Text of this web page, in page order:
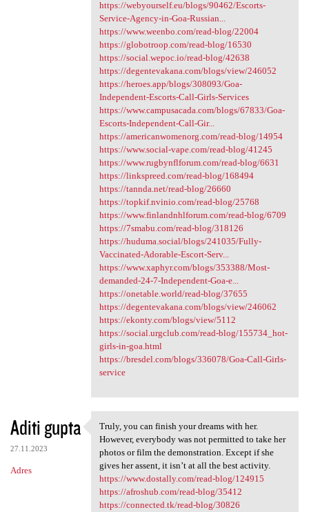
https://webyourself.eu/blogs/90462/Escorts-
Service-Agency-in-Goa-Russian...
https://www.weenbo.com/read-blog/22004
https://globotroop.com/read-blog/16530
https://social.wepoc.io/read-blog/42638
https://degentevakana.com/blogs/view/246052
https://heroes.app/blogs/308093/Goa-
Independent-Escorts-Call-Girls-Services
https://www.campusacada.com/blogs/67833/Goa-
Escorts-Independent-Call-Gir...
https://americanwomenorg.com/read-blog/14954
https://www.social-vape.com/read-blog/41245
https://www.rugbynflforum.com/read-blog/6631
https://linkspreed.com/read-blog/168494
https://tannda.net/read-blog/26660
https://topkif.nvinio.com/read-blog/25768
https://www.finlandnhlforum.com/read-blog/6709
https://7smabu.com/read-blog/318126
https://huduma.social/blogs/241035/Fully-
Vaccinated-Adorable-Escort-Serv...
https://www.xaphyr.com/blogs/353388/Most-
demanded-24-7-Independent-Goa-e...
https://onetable.world/read-blog/37655
https://degentevakana.com/blogs/view/246062
https://ekonty.com/blogs/view/5112
https://social.urgclub.com/read-blog/155734_hot-
girls-in-goa.html
https://bresdel.com/blogs/336078/Goa-Call-Girls-
service
Aditi gupta
27.11.2023
Adres
Truly, you can finish your
Truly, you can finish your dreams with her.
However, everybody was not permitted to take her
photos or film the demonstration. Except if she
gives her assent, it isn’t at all the best activity.
https://www.dostally.com/read-blog/124915
https://afroshub.com/read-blog/35412
https://connected.tk/read-blog/30826